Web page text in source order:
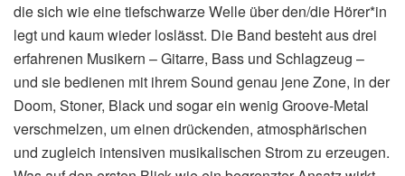
die sich wie eine tiefschwarze Welle über den/die Hörer*in
legt und kaum wieder loslässt. Die Band besteht aus drei
erfahrenen Musikern – Gitarre, Bass und Schlagzeug –
und sie bedienen mit ihrem Sound genau jene Zone, in der
Doom, Stoner, Black und sogar ein wenig Groove-Metal
verschmelzen, um einen drückenden, atmosphärischen
und zugleich intensiven musikalischen Strom zu erzeugen.